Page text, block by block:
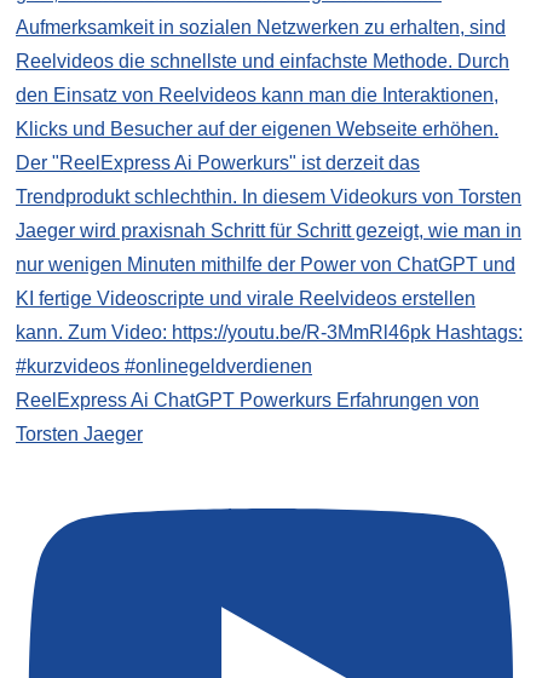
ReelExpress Ai ChatGPT Powerkurs Erfahrungen von
Torsten Jaeger